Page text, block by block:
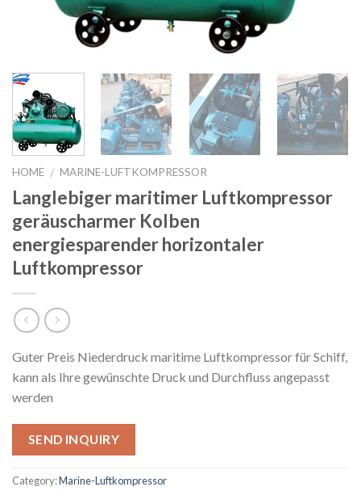
HOME / MARINE-LUFTKOMPRESSOR
Langlebiger maritimer Luftkompressor
geräuscharmer Kolben
energiesparender horizontaler
Luftkompressor
Guter Preis Niederdruck maritime Luftkompressor für Schiff,
kann als Ihre gewünschte Druck und Durchfluss angepasst
werden
SEND INQUIRY
Category:Marine-Luftkompressor